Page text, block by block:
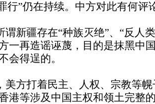
行”仍在持续。中方对此有何评
新疆存在“种族灭绝”、“反人
一再造谣诬蔑，目的是抹黑中
会得逞的。
方打着民主、人权、宗教等幌
港等涉及中国主权和领土完整